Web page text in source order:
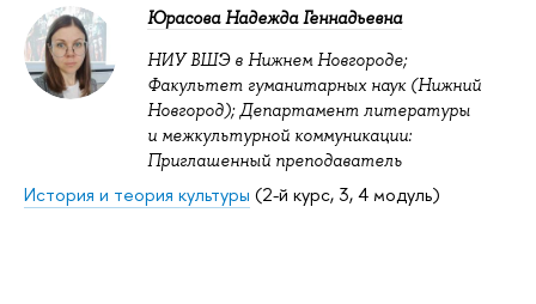
Юрасова Надежда Геннадьевна
НИУ ВШЭ в Нижнем Новгороде;
Факультет гуманитарных наук (Нижний
Новгород); Департамент литературы
и межкультурной коммуникации:
Приглашенный преподаватель
История и теория культуры (2-й курс, 3, 4 модуль)